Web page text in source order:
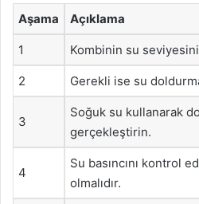
Aşama Açıklama
1 Kombinin su
2 Gerekli ise su
3
Soğuk su kullanarak
gerçekleştirin.
4
Su basıncını kontrol
olmalıdır.